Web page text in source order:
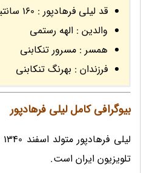
قد لیلی فرهادپور : 160 سانتیمتر
والدین : الهه رستمی
همسر : مسرور تنکابنی
فرزندان : بهرنگ تنکابنی
بیوگرافی کامل لیلی فرهادپور
تلویزیون ایران است.